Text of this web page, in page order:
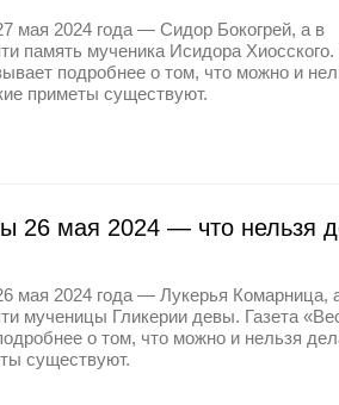
мая 2024 года — Сидор Бокогрей, а в
память мученика Исидора Хиосского.
подробнее о том, что можно и
приметы существуют.
26 мая 2024 — что нельзя
мая 2024 года — Лукерья Комарница,
мученицы Гликерии девы. Газета
о том, что можно и нельзя
существуют.